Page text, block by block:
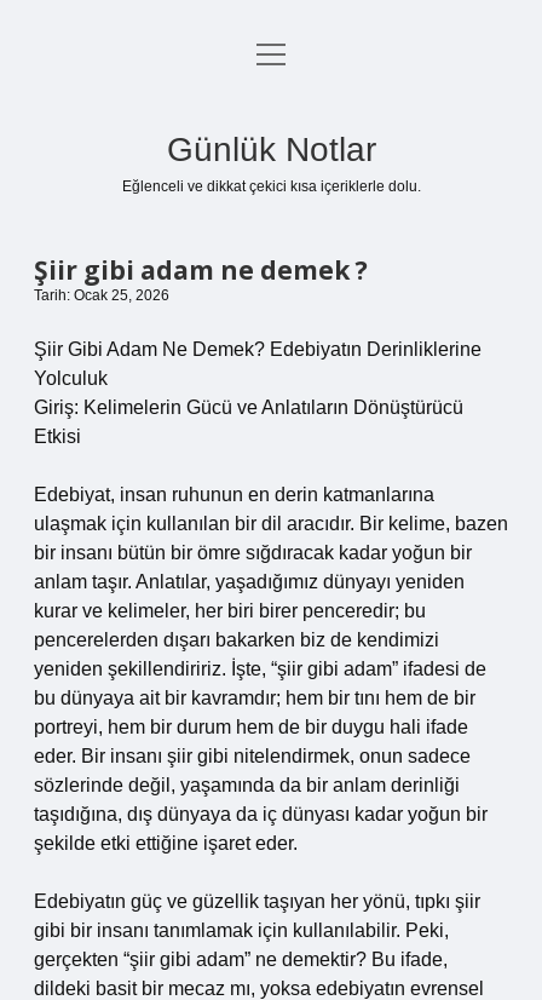
Anasayfa
menüyü
Günlük Notlar
Eğlenceli ve dikkat çekici kısa içeriklerle dolu.
Şiir gibi adam ne demek ?
Tarih: Ocak 25, 2026
Şiir Gibi Adam Ne Demek? Edebiyatın Derinliklerine
Yolculuk
Giriş: Kelimelerin Gücü ve Anlatıların Dönüştürücü
Etkisi
Edebiyat, insan ruhunun en derin katmanlarına
ulaşmak için kullanılan bir dil aracıdır. Bir kelime, bazen
bir insanı bütün bir ömre sığdıracak kadar yoğun bir
anlam taşır. Anlatılar, yaşadığımız dünyayı yeniden
kurar ve kelimeler, her biri birer penceredir; bu
pencerelerden dışarı bakarken biz de kendimizi
yeniden şekillendiririz. İşte, “şiir gibi adam” ifadesi de
bu dünyaya ait bir kavramdır; hem bir tını hem de bir
portreyi, hem bir durum hem de bir duygu hali ifade
eder. Bir insanı şiir gibi nitelendirmek, onun sadece
sözlerinde değil, yaşamında da bir anlam derinliği
taşıdığına, dış dünyaya da iç dünyası kadar yoğun bir
şekilde etki ettiğine işaret eder.
Edebiyatın güç ve güzellik taşıyan her yönü, tıpkı şiir
gibi bir insanı tanımlamak için kullanılabilir. Peki,
gerçekten “şiir gibi adam” ne demektir? Bu ifade,
dildeki basit bir mecaz mı, yoksa edebiyatın evrensel